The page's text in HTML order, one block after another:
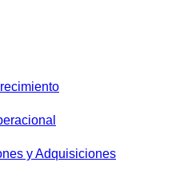
y Adquisiciones